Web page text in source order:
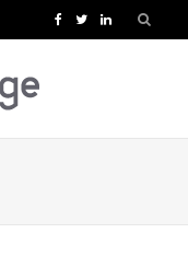
e
T
t
L
k